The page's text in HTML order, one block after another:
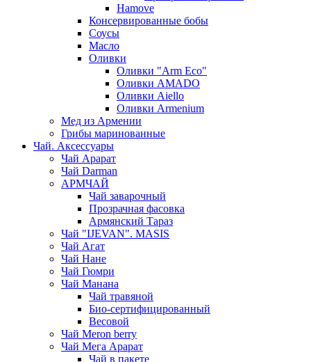
Hamove
Консервированные бобы
Соусы
Масло
Оливки
Оливки "Arm Eco"
Оливки AMADO
Оливки Aiello
Оливки Armenium
Мед из Армении
Грибы маринованные
Чай. Аксессуары
Чай Арарат
Чай Darman
АРМЧАЙ
Чай заварочный
Прозрачная фасовка
Армянский Тараз
Чай "IJEVAN". MASIS
Чай Агат
Чай Нане
Чай Гюмри
Чай Манана
Чай травяной
Био-сертифицированный
Весовой
Чай Meron berry
Чай Мега Арарат
Чай в пакете